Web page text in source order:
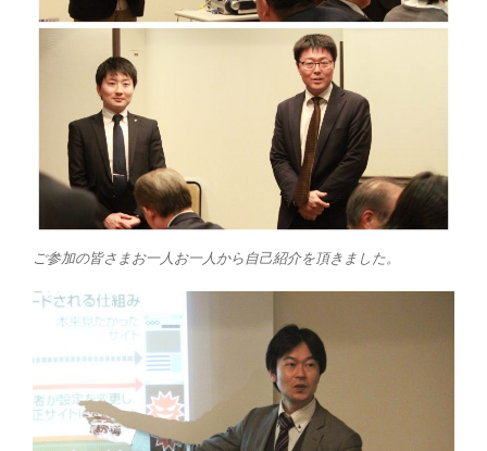
ご参加の皆さまお一人お一人から自己紹介を頂きました。